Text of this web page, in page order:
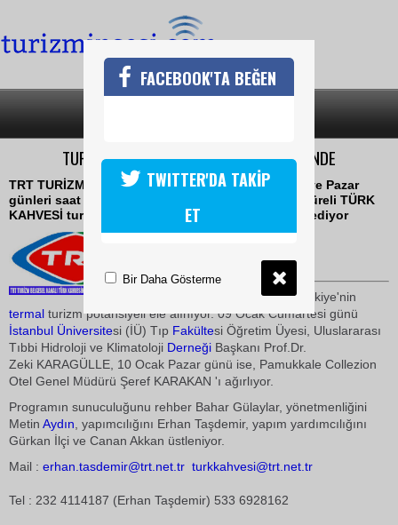
TURİZME YÖN VERENLER TÜRK KAHVESİNDE
TRT TURİZM ve BELGESEL kanalında, Cumartesi ve Pazar
günleri saat 19:00'da canlı yayınlanan 30 dakika süreli TÜRK
KAHVESİ turizme yön verenleri ağırlamaya devam ediyor
Programımızda bu hafta, Türkiye'nin
termal turizm potansiyeli ele alınıyor. 09 Ocak Cumartesi günü
İstanbul Üniversitesi (İÜ) Tıp Fakültesi Öğretim Üyesi, Uluslararası
Tıbbi Hidroloji ve Klimatoloji Derneği Başkanı Prof.Dr.
Zeki KARAGÜLLE, 10 Ocak Pazar günü ise, Pamukkale Collezion
Otel Genel Müdürü Şeref KARAKAN 'ı ağırlıyor.
Programın sunuculuğunu rehber Bahar Gülaylar, yönetmenliğini
Metin Aydın , yapımcılığını Erhan Taşdemir, yapım yardımcılığını
Gürkan İlçi ve Canan Akkan üstleniyor.
Mail : erhan.tasdemir@trt.net.tr turkkahvesi@trt.net.tr
Tel : 232 4114187 (Erhan Taşdemir) 533 6928162
FACEBOOK'TA BEĞEN
TWITTER'DA TAKİP
ET
Bir Daha Gösterme